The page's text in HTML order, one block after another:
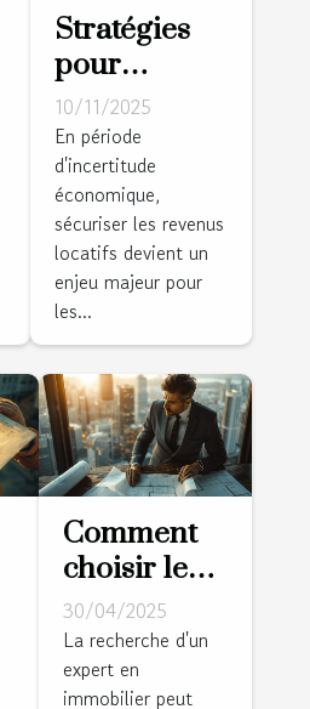
Stratégies
pour
sécuriser les
revenus
locatifs en
période
d'incertitude
économique
10/11/2025
En période
d'incertitude
économique,
sécuriser les revenus
locatifs devient un
enjeu majeur pour
les...
Comment
choisir le
meilleur
expert pour
vos besoins
30/04/2025
La recherche d'un
expert en
immobilier peut